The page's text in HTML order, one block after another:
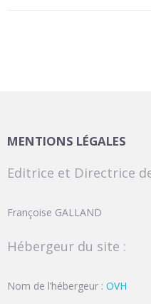
MENTIONS LÉGALES
Editrice et Directrice
Françoise GALLAND
Hébergeur du site :
Nom de l’hébergeur : OVH